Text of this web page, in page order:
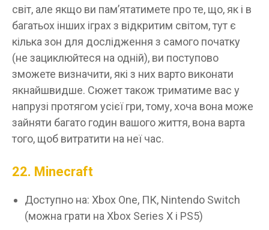
світ, але якщо ви пам’ятатимете про те, що, як і в
багатьох інших іграх з відкритим світом, тут є
кілька зон для дослідження з самого початку
(не зациклюйтеся на одній), ви поступово
зможете визначити, які з них варто виконати
якнайшвидше. Сюжет також триматиме вас у
напрузі протягом усієї гри, тому, хоча вона може
зайняти багато годин вашого життя, вона варта
того, щоб витратити на неї час.
22. Minecraft
Доступно на: Xbox One, ПК, Nintendo Switch
(можна грати на Xbox Series X і PS5)